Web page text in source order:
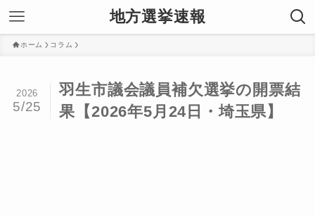
地方選挙速報
ホーム コラム
羽生市議会議員補欠選挙の開票結
果【2026年5月24日・埼玉県】
2026
5/25